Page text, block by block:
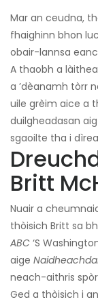
Mar an ceudna,
fhaighinn bhon
obair-lannsa
A thaobh a
a ’dèanamh tòrr
uile grèim aice a
duilgheadasan
sgaoilte tha i
Britt
Nuair a
thòisich Britt sa
ABC ‘S
aige
neach-aithris
Ged a thòisich i